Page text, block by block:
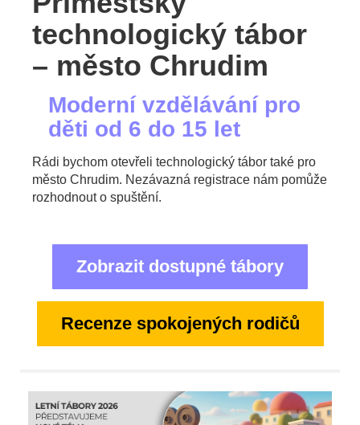
technologický tábor
– město Chrudim
Moderní vzdělávání pro
děti od 6 do 15 let
Rádi bychom otevřeli technologický tábor také pro
město Chrudim. Nezávazná registrace nám pomůže
rozhodnout o spuštění.
Zobrazit dostupné tábory
Recenze spokojených rodičů